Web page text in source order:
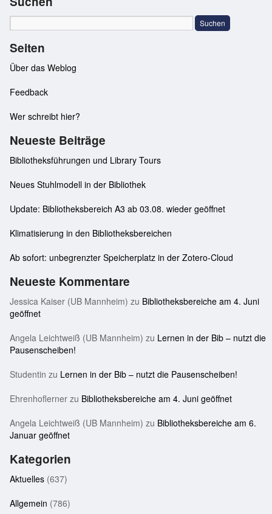
Seiten
Über das Weblog
Feedback
Wer schreibt hier?
Neueste Beiträge
Bibliotheksführungen und Library Tours
Neues Stuhlmodell in der Bibliothek
Update: Bibliotheksbereich A3 ab 03.08. wieder geöffnet
Klimatisierung in den Bibliotheksbereichen
Ab sofort: unbegrenzter Speicherplatz in der Zotero-Cloud
Neueste Kommentare
Jessica Kaiser (UB Mannheim) zu Bibliotheksbereiche am 4. Juni
geöffnet
Angela Leichtweiß (UB Mannheim) zu Lernen in der Bib – nutzt die
Pausenscheiben!
Studentin zu Lernen in der Bib – nutzt die Pausenscheiben!
Ehrenhoflerner zu Bibliotheksbereiche am 4. Juni geöffnet
Angela Leichtweiß (UB Mannheim) zu Bibliotheksbereiche am 6.
Januar geöffnet
Kategorien
Aktuelles (637)
Allgemein (786)